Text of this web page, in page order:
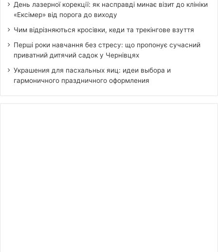
День лазерної корекції: як насправді минає візит до клініки
«Ексімер» від порога до виходу
Чим відрізняються кросівки, кеди та трекінгове взуття
Перші роки навчання без стресу: що пропонує сучасний
приватний дитячий садок у Чернівцях
Украшения для пасхальных яиц: идеи выбора и
гармоничного праздничного оформления